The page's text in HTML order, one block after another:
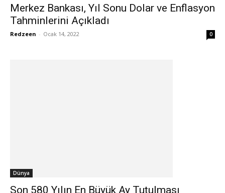
Merkez Bankası, Yıl Sonu Dolar ve Enflasyon
Tahminlerini Açıkladı
Redzeen - Ocak 14, 2022 0
Dünya
Son 580 Yılın En Büyük Ay Tutulması